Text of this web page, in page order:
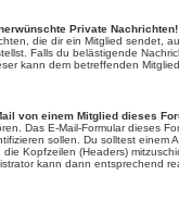
Private Nachrichten!
die dir ein Mitglied sendet,
Falls du belästigende
kann dem betreffenden
von einem Mitglied dieses
Das E-Mail-Formular dieses
sollen. Du solltest einem
die Kopfzeilen (Headers)
kann dann entsprechend